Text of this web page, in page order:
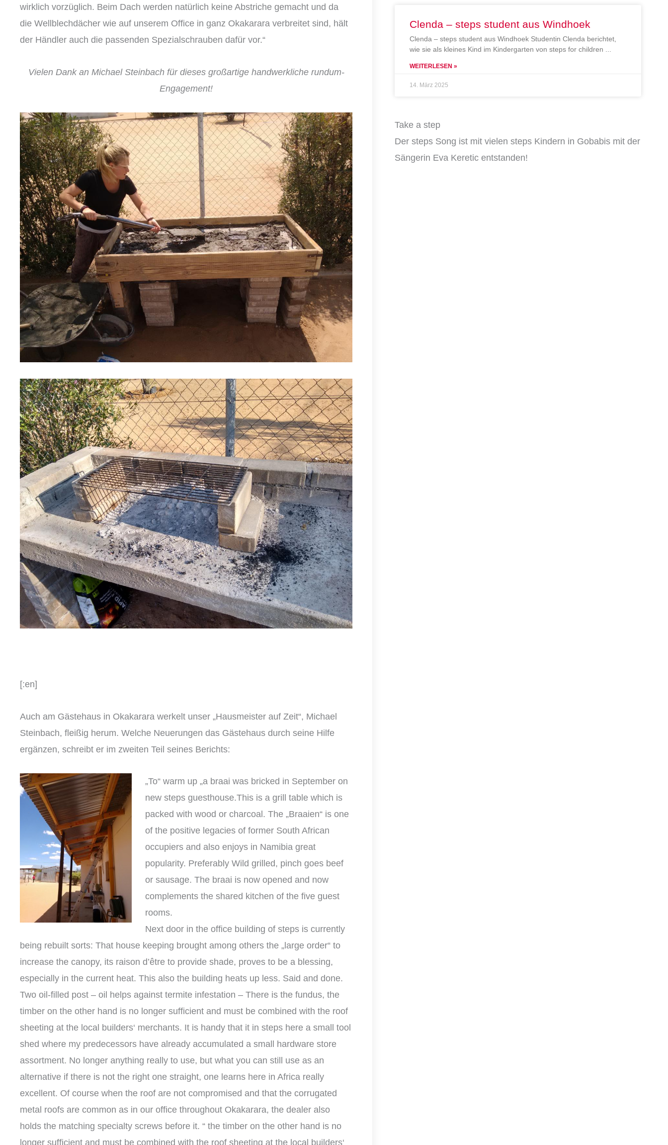
wirklich vorzüglich. Beim Dach werden natürlich keine Abstriche gemacht und da
die Wellblechdächer wie auf unserem Office in ganz Okakarara verbreitet sind, hält
der Händler auch die passenden Spezialschrauben dafür vor.“
Vielen Dank an Michael Steinbach für dieses großartige handwerkliche rundum-
Engagement!
[:en]
Auch am Gästehaus in Okakarara werkelt unser „Hausmeister auf Zeit“, Michael
Steinbach, fleißig herum. Welche Neuerungen das Gästehaus durch seine Hilfe
ergänzen, schreibt er im zweiten Teil seines Berichts:
„To“ warm up „a braai was bricked in September on
new steps guesthouse.This is a grill table which is
packed with wood or charcoal. The „Braaien“ is one
of the positive legacies of former South African
occupiers and also enjoys in Namibia great
popularity. Preferably Wild grilled, pinch goes beef
or sausage. The braai is now opened and now
complements the shared kitchen of the five guest
rooms.
Next door in the office building of steps is currently
being rebuilt sorts: That house keeping brought among others the „large order“ to
increase the canopy, its raison d’être to provide shade, proves to be a blessing,
especially in the current heat. This also the building heats up less. Said and done.
Two oil-filled post – oil helps against termite infestation – There is the fundus, the
timber on the other hand is no longer sufficient and must be combined with the roof
sheeting at the local builders‘ merchants. It is handy that it in steps here a small tool
shed where my predecessors have already accumulated a small hardware store
assortment. No longer anything really to use, but what you can still use as an
alternative if there is not the right one straight, one learns here in Africa really
excellent. Of course when the roof are not compromised and that the corrugated
metal roofs are common as in our office throughout Okakarara, the dealer also
holds the matching specialty screws before it. “ the timber on the other hand is no
longer sufficient and must be combined with the roof sheeting at the local builders‘
Clenda – steps student aus Windhoek
Clenda – steps student aus Windhoek Studentin Clenda berichtet,
wie sie als kleines Kind im Kindergarten von steps for children
WEITERLESEN »
14. März 2025
Take a step
Der steps Song ist mit vielen steps Kindern in Gobabis mit der
Sängerin Eva Keretic entstanden!